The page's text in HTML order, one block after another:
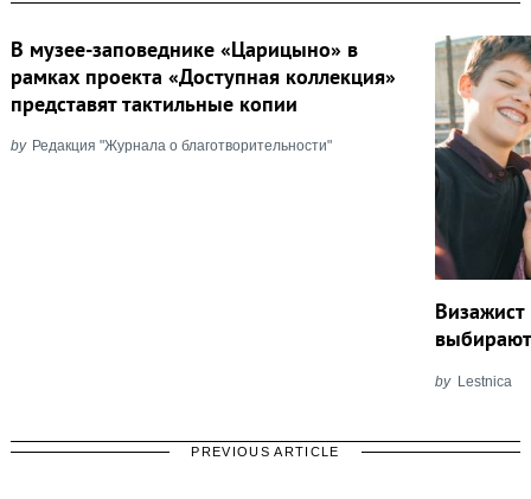
В музее-заповеднике «Царицыно» в
рамках проекта «Доступная коллекция»
представят тактильные копии
by Редакция "Журнала о благотворительности"
by Lestnica
PREVIOUS ARTICLE